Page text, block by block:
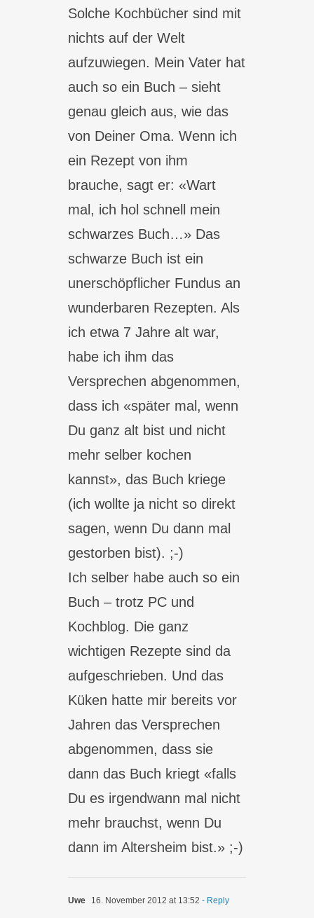
Solche Kochbücher sind mit
nichts auf der Welt
aufzuwiegen. Mein Vater hat
auch so ein Buch – sieht
genau gleich aus, wie das
von Deiner Oma. Wenn ich
ein Rezept von ihm
brauche, sagt er: «Wart
mal, ich hol schnell mein
schwarzes Buch…» Das
schwarze Buch ist ein
unerschöpflicher Fundus an
wunderbaren Rezepten. Als
ich etwa 7 Jahre alt war,
habe ich ihm das
Versprechen abgenommen,
dass ich «später mal, wenn
Du ganz alt bist und nicht
mehr selber kochen
kannst», das Buch kriege
(ich wollte ja nicht so direkt
sagen, wenn Du dann mal
gestorben bist). ;-)
Ich selber habe auch so ein
Buch – trotz PC und
Kochblog. Die ganz
wichtigen Rezepte sind da
aufgeschrieben. Und das
Küken hatte mir bereits vor
Jahren das Versprechen
abgenommen, dass sie
dann das Buch kriegt «falls
Du es irgendwann mal nicht
mehr brauchst, wenn Du
dann im Altersheim bist.» ;-)
Uwe 16. November 2012 at 13:52 - Reply